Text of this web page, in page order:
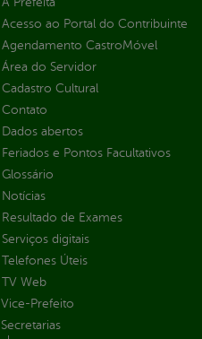
Acesso ao Portal do Contribuinte
Agendamento CastroMóvel
Área do Servidor
Cadastro Cultural
Contato
Dados abertos
Feriados e Pontos Facultativos
Glossário
Notícias
Resultado de Exames
Serviços digitais
Telefones Úteis
TV Web
Vice-Prefeito
Secretarias